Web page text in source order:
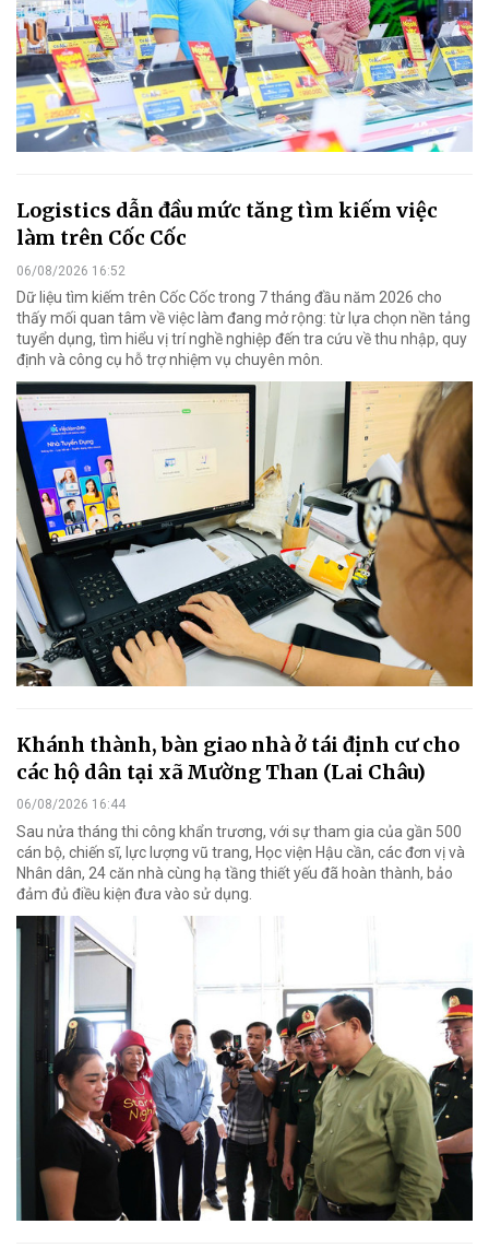
Logistics dẫn đầu mức tăng tìm kiếm việc
làm trên Cốc Cốc
06/08/2026 16:52
Dữ liệu tìm kiếm trên Cốc Cốc trong 7 tháng đầu năm 2026 cho
thấy mối quan tâm về việc làm đang mở rộng: từ lựa chọn nền tảng
tuyển dụng, tìm hiểu vị trí nghề nghiệp đến tra cứu về thu nhập, quy
định và công cụ hỗ trợ nhiệm vụ chuyên môn.
Khánh thành, bàn giao nhà ở tái định cư cho
các hộ dân tại xã Mường Than (Lai Châu)
06/08/2026 16:44
Sau nửa tháng thi công khẩn trương, với sự tham gia của gần 500
cán bộ, chiến sĩ, lực lượng vũ trang, Học viện Hậu cần, các đơn vị và
Nhân dân, 24 căn nhà cùng hạ tầng thiết yếu đã hoàn thành, bảo
đảm đủ điều kiện đưa vào sử dụng.